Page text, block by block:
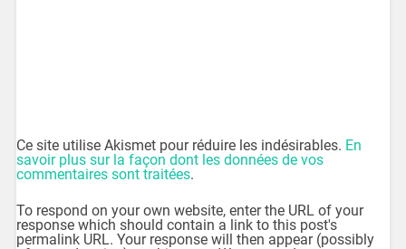
Ce site utilise Akismet pour réduire les indésirables. En
savoir plus sur la façon dont les données de vos
commentaires sont traitées.
To respond on your own website, enter the URL of your
response which should contain a link to this post's
permalink URL. Your response will then appear (possibly